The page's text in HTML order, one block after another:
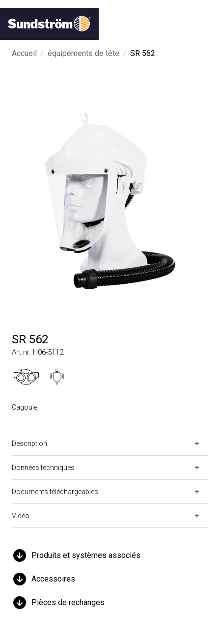
Accueil / équipements de tête / SR 562
SR 562
Art.nr. H06-5112
Cagoule
Description
Données techniques
Documents téléchargeables
Vidéo
Produits et systèmes associés
Accessoires
Pièces de rechanges